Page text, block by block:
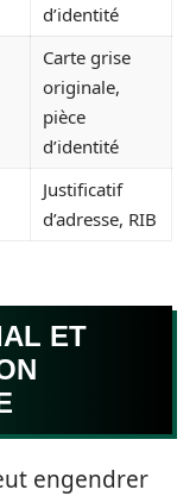
d’identité
Carte grise
originale,
pièce
d’identité
Justificatif
d’adresse, RIB
ET
engendrer